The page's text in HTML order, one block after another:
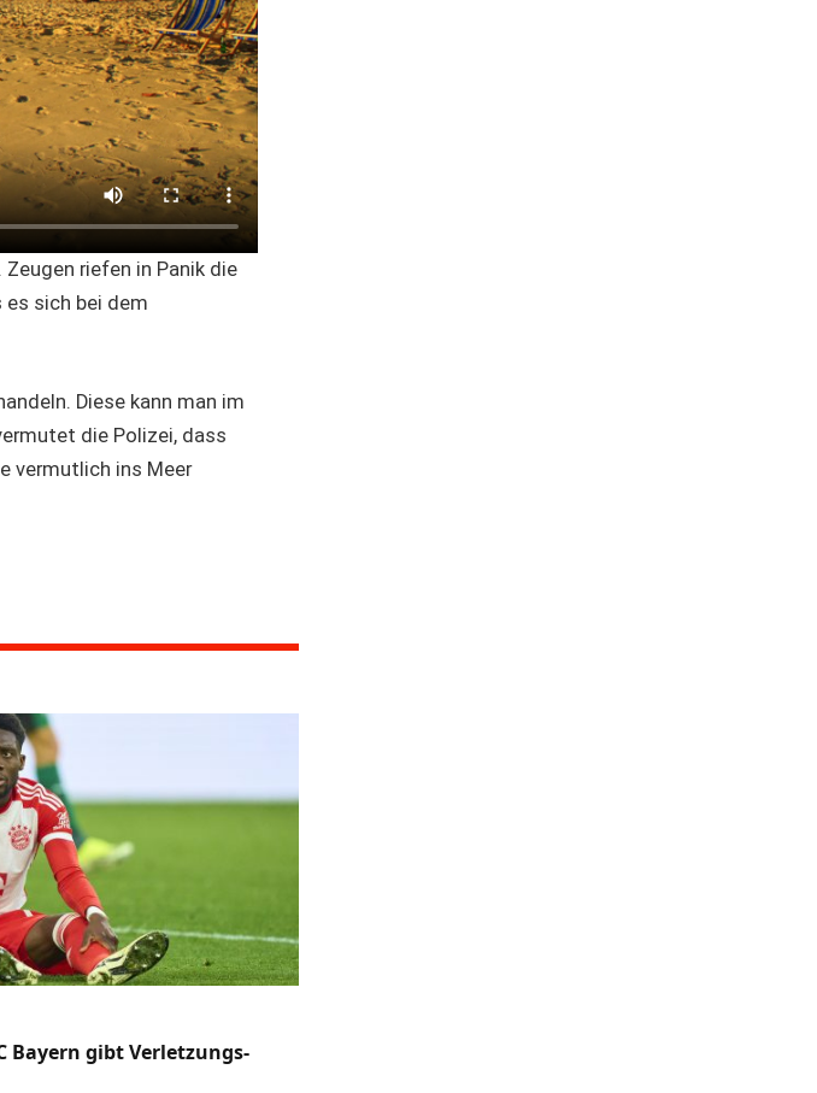
riefen in Panik die
es sich bei dem
Diese kann man im
die Polizei, dass
vermutlich ins Meer
Bayern gibt Verletzungs-